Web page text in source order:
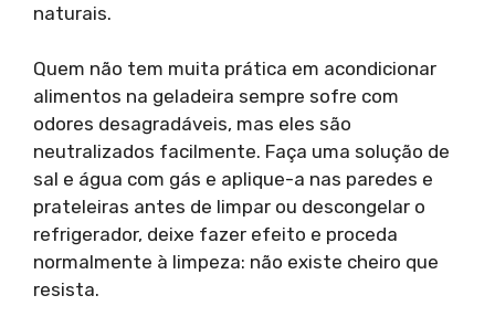
naturais.
Quem não tem muita prática em acondicionar
alimentos na geladeira sempre sofre com
odores desagradáveis, mas eles são
neutralizados facilmente. Faça uma solução de
sal e água com gás e aplique-a nas paredes e
prateleiras antes de limpar ou descongelar o
refrigerador, deixe fazer efeito e proceda
normalmente à limpeza: não existe cheiro que
resista.